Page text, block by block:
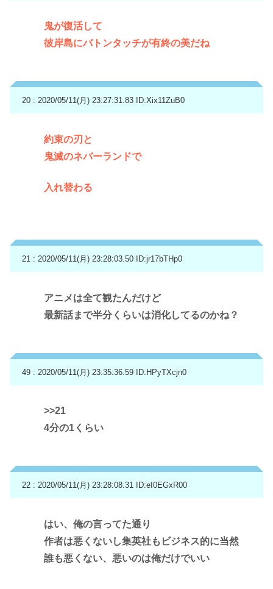
鬼が復活して
彼岸島にバトンタッチが有終の美だね
20 : 2020/05/11(月) 23:27:31.83 ID:Xix11ZuB0
約束の刃と
鬼滅のネバーランドで
入れ替わる
21 : 2020/05/11(月) 23:28:03.50 ID:jr17bTHp0
アニメは全て観たんだけど
最新話まで半分くらいは消化してるのかね？
49 : 2020/05/11(月) 23:35:36.59 ID:HPyTXcjn0
>>21
4分の1くらい
22 : 2020/05/11(月) 23:28:08.31 ID:eI0EGxR00
はい、俺の言ってた通り
作者は悪くないし集英社もビジネス的に当然
誰も悪くない、悪いのは俺だけでいい